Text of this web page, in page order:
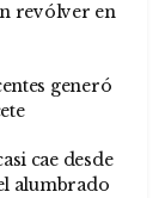
revólver en
generó
cae desde
alumbrado